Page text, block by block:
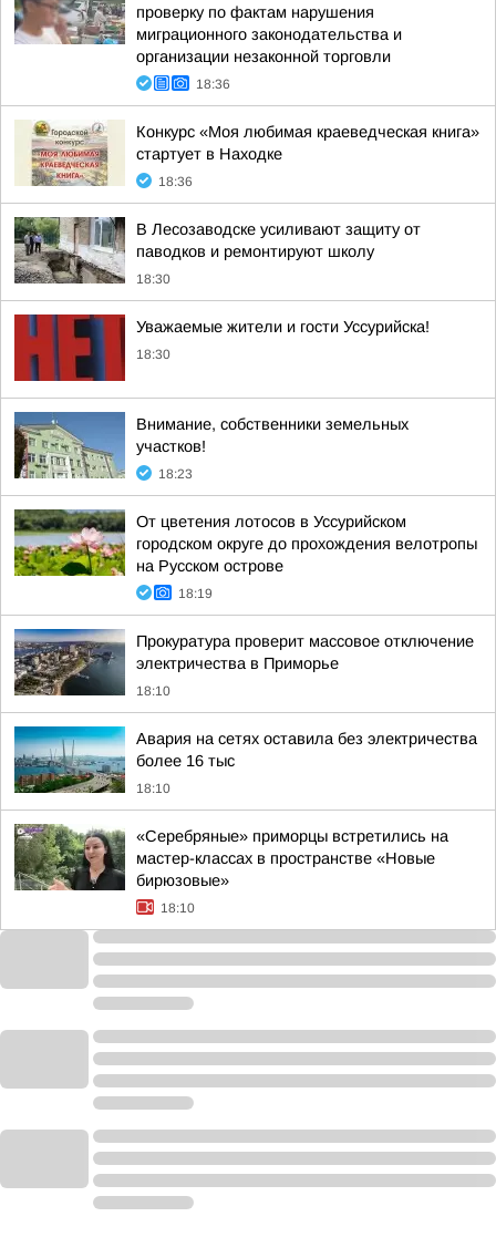
проверку по фактам нарушения
миграционного законодательства и
организации незаконной торговли
18:36
Конкурс «Моя любимая краеведческая книга»
стартует в Находке
18:36
В Лесозаводске усиливают защиту от
паводков и ремонтируют школу
18:30
Уважаемые жители и гости Уссурийска!
18:30
Внимание, собственники земельных
участков!
18:23
От цветения лотосов в Уссурийском
городском округе до прохождения велотропы
на Русском острове
18:19
Прокуратура проверит массовое отключение
электричества в Приморье
18:10
Авария на сетях оставила без электричества
более 16 тыс
18:10
«Серебряные» приморцы встретились на
мастер-классах в пространстве «Новые
бирюзовые»
18:10